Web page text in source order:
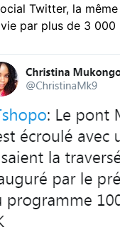
Twitter, la
par plus de 3 000